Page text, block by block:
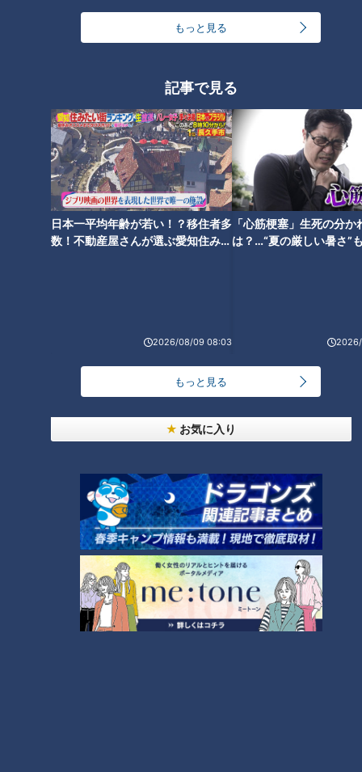
もっと見る
記事で見る
日本一平均年齢が若い！？移住者多
数！不動産屋さんが選ぶ愛知住みた
2026/08/09 08:03
「心筋梗塞」生死の分か
は？…“夏の厳しい暑さ”
もっと見る
お気に入り
い、家紋と名前が入った「初凧（はつだこ）」を揚げるそうで
地元グルメのオススメは、浜名湖でとれる「ドウマンガニ」。
まんまるとした胴体と巨大な爪には濃厚で甘味のある味わいの
身がぎっしり。漁獲量が非常に少ないため“幻の蟹”と言われ、
大きいものだと、1杯2万円以上で販売されることもある高級蟹
とのこと。カニ好きの友廣アナですが、高級な上に希少とのこ
とで、今回は断念します。
犬の散歩をしていた女性のオススメは「浜松餃子」。特に「紀